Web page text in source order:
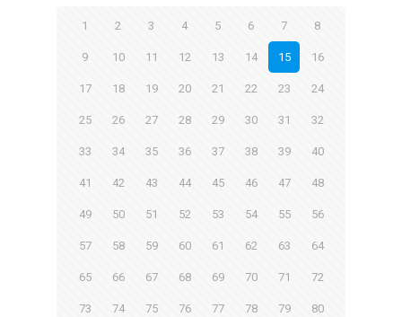
1 2 3 4 5 6 7 8
9 10 11 12 13 14 15 16
17 18 19 20 21 22 23 24
25 26 27 28 29 30 31 32
33 34 35 36 37 38 39 40
41 42 43 44 45 46 47 48
49 50 51 52 53 54 55 56
57 58 59 60 61 62 63 64
65 66 67 68 69 70 71 72
73 74 75 76 77 78 79 80